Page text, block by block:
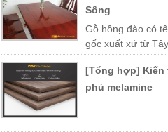
Sống
Gỗ hồng đào có
gốc xuất xứ từ
được trồng nhiều ở các vùng miền
Phú Yên, Lào, Campuchia…
[Tổng hợp] Kiến
phủ melamine